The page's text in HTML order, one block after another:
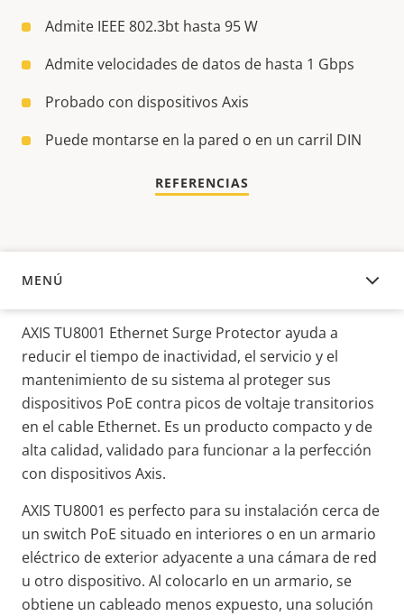
Admite IEEE 802.3bt hasta 95 W
Admite velocidades de datos de hasta 1 Gbps
Probado con dispositivos Axis
Puede montarse en la pared o en un carril DIN
REFERENCIAS
MENÚ
DESCRIPCIÓN
AXIS TU8001 Ethernet Surge Protector ayuda a
reducir el tiempo de inactividad, el servicio y el
mantenimiento de su sistema al proteger sus
dispositivos PoE contra picos de voltaje transitorios
en el cable Ethernet. Es un producto compacto y de
alta calidad, validado para funcionar a la perfección
con dispositivos Axis.
AXIS TU8001 es perfecto para su instalación cerca de
un switch PoE situado en interiores o en un armario
eléctrico de exterior adyacente a una cámara de red
u otro dispositivo. Al colocarlo en un armario, se
obtiene un cableado menos expuesto, una solución